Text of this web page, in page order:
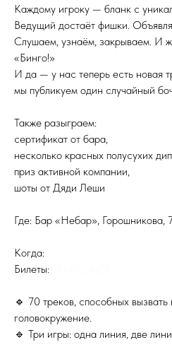
Каждому игроку — бланк с
Ведущий достаёт фишки.
Слушаем, узнаём, закрываем. И
«Бинго!»
И да — у нас теперь есть новая
мы публикуем один случайный
Также разыграем:
сертификат от бара,
несколько красных полусухих
приз активной компании,
шоты от Дяди Леши
Где: Бар «Небар», Горошникова,
Когда:
Билеты:
🔹 70 треков, способных
головокружение.
🔹 Три игры: одна линия, две